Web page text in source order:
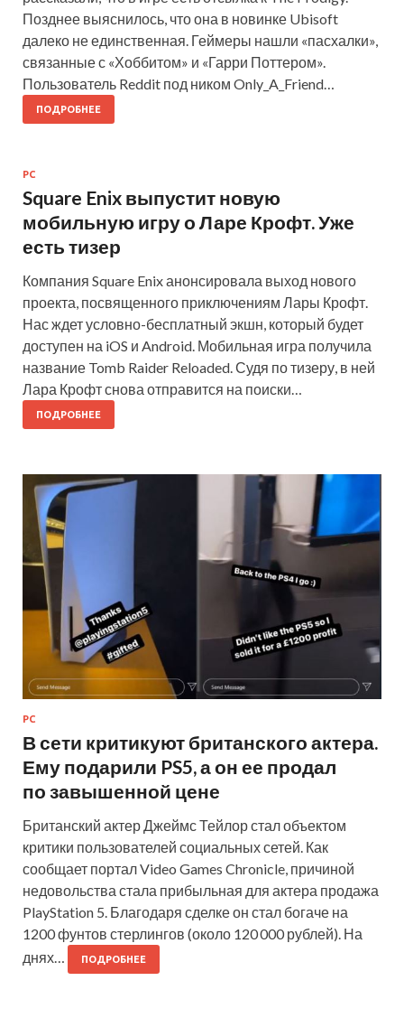
Позднее выяснилось, что она в новинке Ubisoft
далеко не единственная. Геймеры нашли «пасхалки»,
связанные с «Хоббитом» и «Гарри Поттером».
Пользователь Reddit под ником Only_A_Friend…
ПОДРОБНЕЕ
PC
Square Enix выпустит новую
мобильную игру о Ларе Крофт. Уже
есть тизер
Компания Square Enix анонсировала выход нового
проекта, посвященного приключениям Лары Крофт.
Нас ждет условно-бесплатный экшн, который будет
доступен на iOS и Android. Мобильная игра получила
название Tomb Raider Reloaded. Судя по тизеру, в ней
Лара Крофт снова отправится на поиски…
ПОДРОБНЕЕ
PC
В сети критикуют британского актера.
Ему подарили PS5, а он ее продал
по завышенной цене
Британский актер Джеймс Тейлор стал объектом
критики пользователей социальных сетей. Как
сообщает портал Video Games Chronicle, причиной
недовольства стала прибыльная для актера продажа
PlayStation 5. Благодаря сделке он стал богаче на
1200 фунтов стерлингов (около 120 000 рублей). На
днях…
ПОДРОБНЕЕ